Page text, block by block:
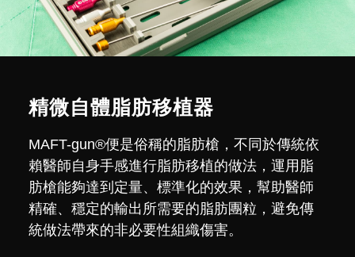
精微自體脂肪移植器
MAFT-gun®便是俗稱的脂肪槍，不同於傳統依
賴醫師自身手感進行脂肪移植的做法，運用脂
肪槍能夠達到定量、標準化的效果，幫助醫師
精確、穩定的輸出所需要的脂肪團粒，避免傳
統做法帶來的非必要性組織傷害。